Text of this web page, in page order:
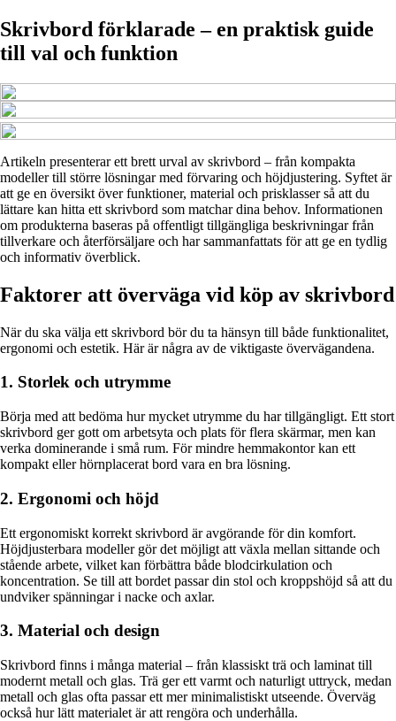
Skrivbord förklarade – en praktisk guide
till val och funktion
Artikeln presenterar ett brett urval av skrivbord – från kompakta
modeller till större lösningar med förvaring och höjdjustering. Syftet är
att ge en översikt över funktioner, material och prisklasser så att du
lättare kan hitta ett skrivbord som matchar dina behov. Informationen
om produkterna baseras på offentligt tillgängliga beskrivningar från
tillverkare och återförsäljare och har sammanfattats för att ge en tydlig
och informativ överblick.
Faktorer att överväga vid köp av skrivbord
När du ska välja ett skrivbord bör du ta hänsyn till både funktionalitet,
ergonomi och estetik. Här är några av de viktigaste övervägandena.
1. Storlek och utrymme
Börja med att bedöma hur mycket utrymme du har tillgängligt. Ett stort
skrivbord ger gott om arbetsyta och plats för flera skärmar, men kan
verka dominerande i små rum. För mindre hemmakontor kan ett
kompakt eller hörnplacerat bord vara en bra lösning.
2. Ergonomi och höjd
Ett ergonomiskt korrekt skrivbord är avgörande för din komfort.
Höjdjusterbara modeller gör det möjligt att växla mellan sittande och
stående arbete, vilket kan förbättra både blodcirkulation och
koncentration. Se till att bordet passar din stol och kroppshöjd så att du
undviker spänningar i nacke och axlar.
3. Material och design
Skrivbord finns i många material – från klassiskt trä och laminat till
modernt metall och glas. Trä ger ett varmt och naturligt uttryck, medan
metall och glas ofta passar ett mer minimalistiskt utseende. Överväg
också hur lätt materialet är att rengöra och underhålla.